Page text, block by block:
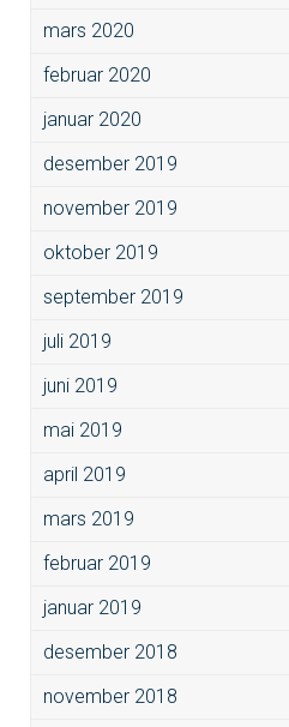
mars 2020
februar 2020
januar 2020
desember 2019
november 2019
oktober 2019
september 2019
juli 2019
juni 2019
mai 2019
april 2019
mars 2019
februar 2019
januar 2019
desember 2018
november 2018